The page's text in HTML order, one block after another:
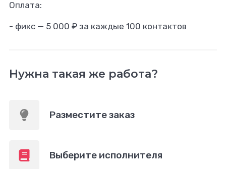
Оплата:
- фикс — 5 000 ₽ за каждые 100 контактов
Нужна такая же работа?
Разместите заказ
Выберите исполнителя